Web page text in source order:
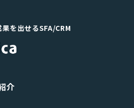
を出せるSFA/CRM
介